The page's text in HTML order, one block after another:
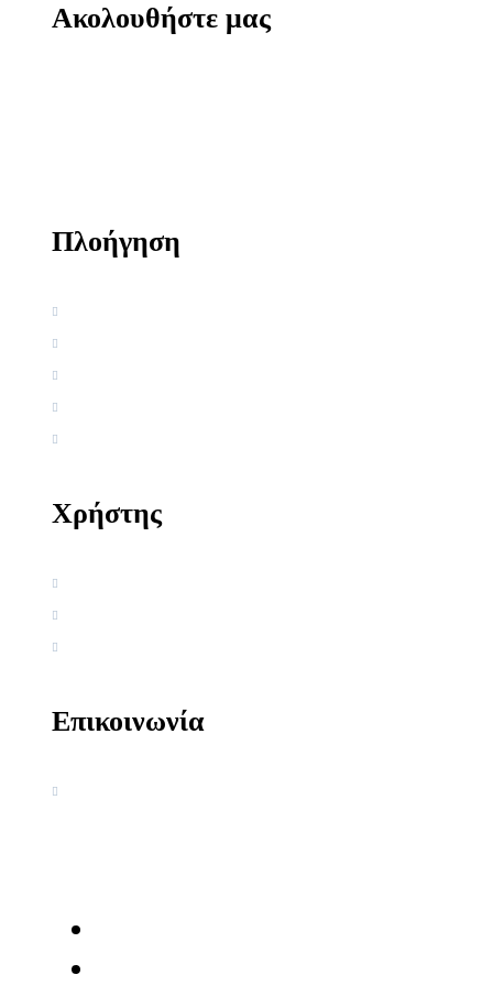
Ακολουθήστε μας
Πλοήγηση
Χρήστης
Επικοινωνία